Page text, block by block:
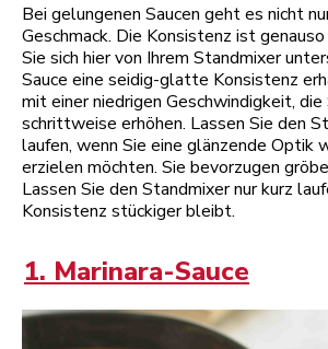
Bei gelungenen Saucen geht es nicht
Geschmack. Die Konsistenz ist
Sie sich hier von Ihrem Standmixer
Sauce eine seidig-glatte Konsistenz
mit einer niedrigen Geschwindigkeit, die
schrittweise erhöhen. Lassen Sie den
laufen, wenn Sie eine glänzende Optik
erzielen möchten. Sie bevorzugen
Lassen Sie den Standmixer nur kurz
Konsistenz stückiger bleibt.
1. Marinara-Sauce